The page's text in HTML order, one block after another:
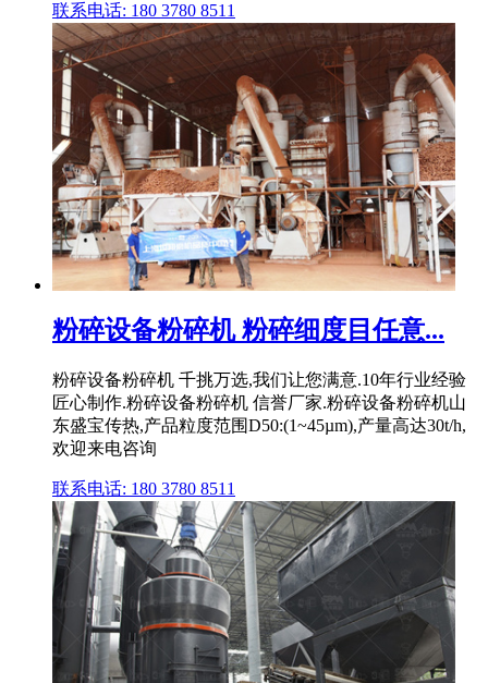
联系电话: 180 3780 8511
粉碎设备粉碎机 粉碎细度目任意...
粉碎设备粉碎机 千挑万选,我们让您满意.10年行业经验
匠心制作.粉碎设备粉碎机 信誉厂家.粉碎设备粉碎机山
东盛宝传热,产品粒度范围D50:(1~45µm),产量高达30t/h,
欢迎来电咨询
联系电话: 180 3780 8511